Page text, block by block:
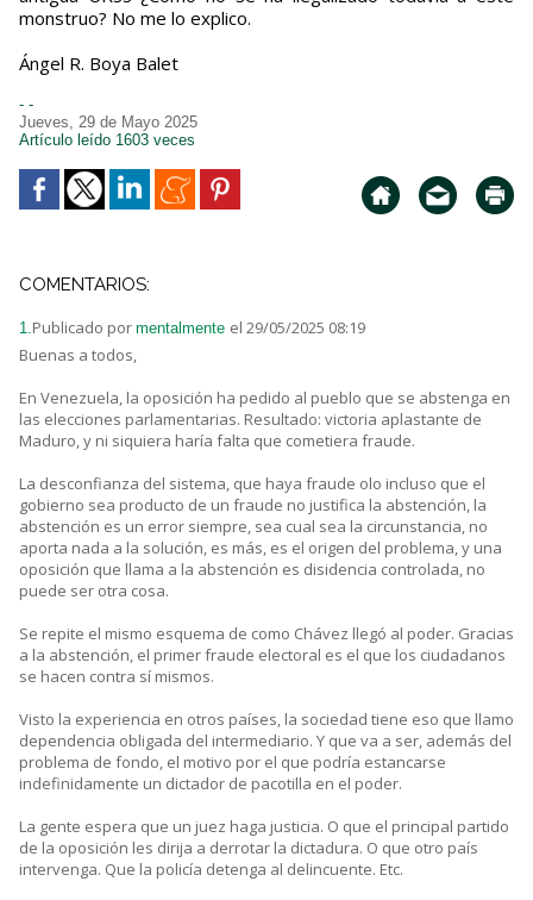
monstruo? No me lo explico.
Ángel R. Boya Balet
- -
Jueves, 29 de Mayo 2025
Artículo leído 1603 veces
COMENTARIOS:
1.Publicado por mentalmente el 29/05/2025 08:19
Buenas a todos,
En Venezuela, la oposición ha pedido al pueblo que se abstenga en
las elecciones parlamentarias. Resultado: victoria aplastante de
Maduro, y ni siquiera haría falta que cometiera fraude.
La desconfianza del sistema, que haya fraude olo incluso que el
gobierno sea producto de un fraude no justifica la abstención, la
abstención es un error siempre, sea cual sea la circunstancia, no
aporta nada a la solución, es más, es el origen del problema, y una
oposición que llama a la abstención es disidencia controlada, no
puede ser otra cosa.
Se repite el mismo esquema de como Chávez llegó al poder. Gracias
a la abstención, el primer fraude electoral es el que los ciudadanos
se hacen contra sí mismos.
Visto la experiencia en otros países, la sociedad tiene eso que llamo
dependencia obligada del intermediario. Y que va a ser, además del
problema de fondo, el motivo por el que podría estancarse
indefinidamente un dictador de pacotilla en el poder.
La gente espera que un juez haga justicia. O que el principal partido
de la oposición les dirija a derrotar la dictadura. O que otro país
intervenga. Que la policía detenga al delincuente. Etc.